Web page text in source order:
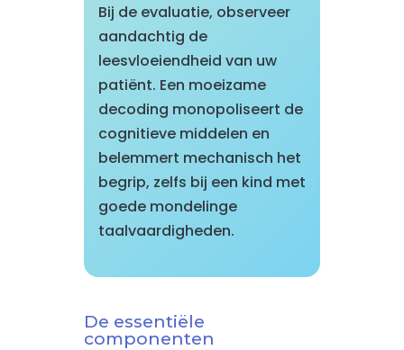
Bij de evaluatie, observeer
aandachtig de
leesvloeiendheid van uw
patiënt. Een moeizame
decoding monopoliseert de
cognitieve middelen en
belemmert mechanisch het
begrip, zelfs bij een kind met
goede mondelinge
taalvaardigheden.
De essentiële
componenten